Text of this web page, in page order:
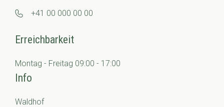
+41 00 000 00 00
Erreichbarkeit
Montag - Freitag 09:00 - 17:00
Info
Waldhof